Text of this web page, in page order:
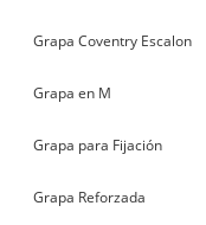
Grapa Coventry Escalon
Grapa en M
Grapa para Fijación
Grapa Reforzada